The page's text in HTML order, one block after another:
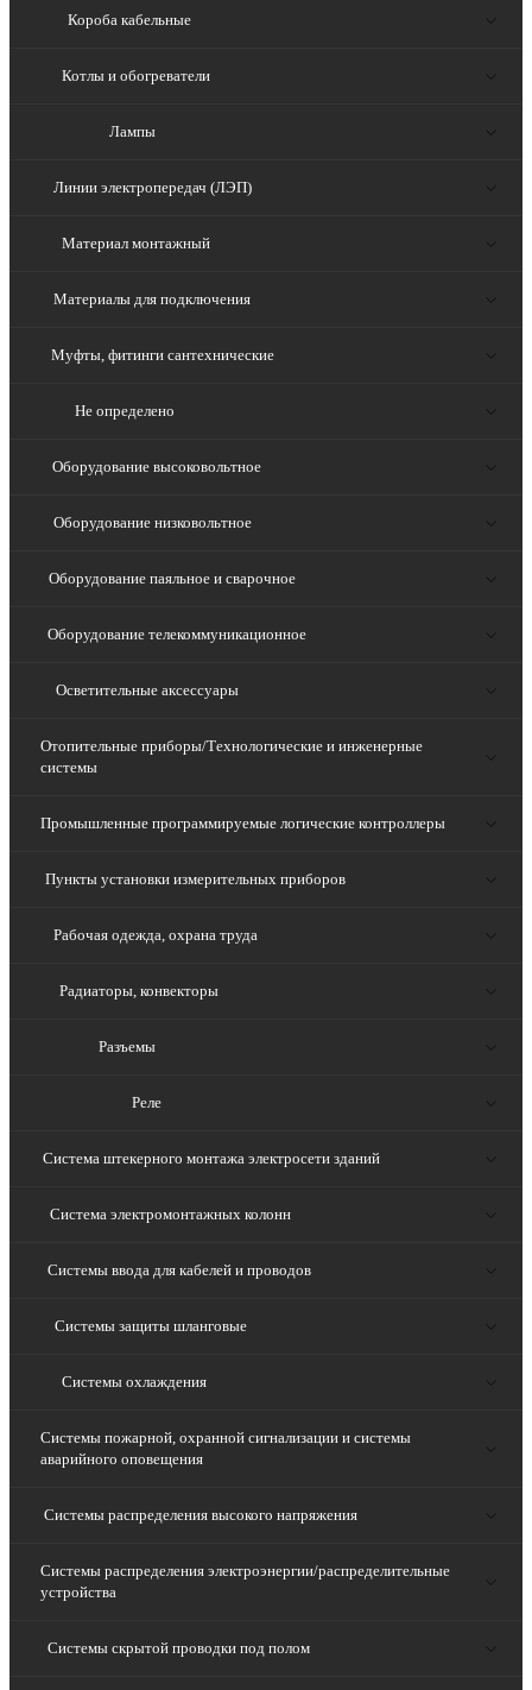
Короба кабельные
Котлы и обогреватели
Лампы
Линии электропередач (ЛЭП)
Материал монтажный
Материалы для подключения
Муфты, фитинги сантехнические
Не определено
Оборудование высоковольтное
Оборудование низковольтное
Оборудование паяльное и сварочное
Оборудование телекоммуникационное
Осветительные аксессуары
Отопительные приборы/Технологические и инженерные
системы
Промышленные программируемые логические контроллеры
Пункты установки измерительных приборов
Рабочая одежда, охрана труда
Радиаторы, конвекторы
Разъемы
Реле
Система штекерного монтажа электросети зданий
Система электромонтажных колонн
Системы ввода для кабелей и проводов
Системы защиты шланговые
Системы охлаждения
Системы пожарной, охранной сигнализации и системы
аварийного оповещения
Системы распределения высокого напряжения
Системы распределения электроэнергии/распределительные
устройства
Системы скрытой проводки под полом